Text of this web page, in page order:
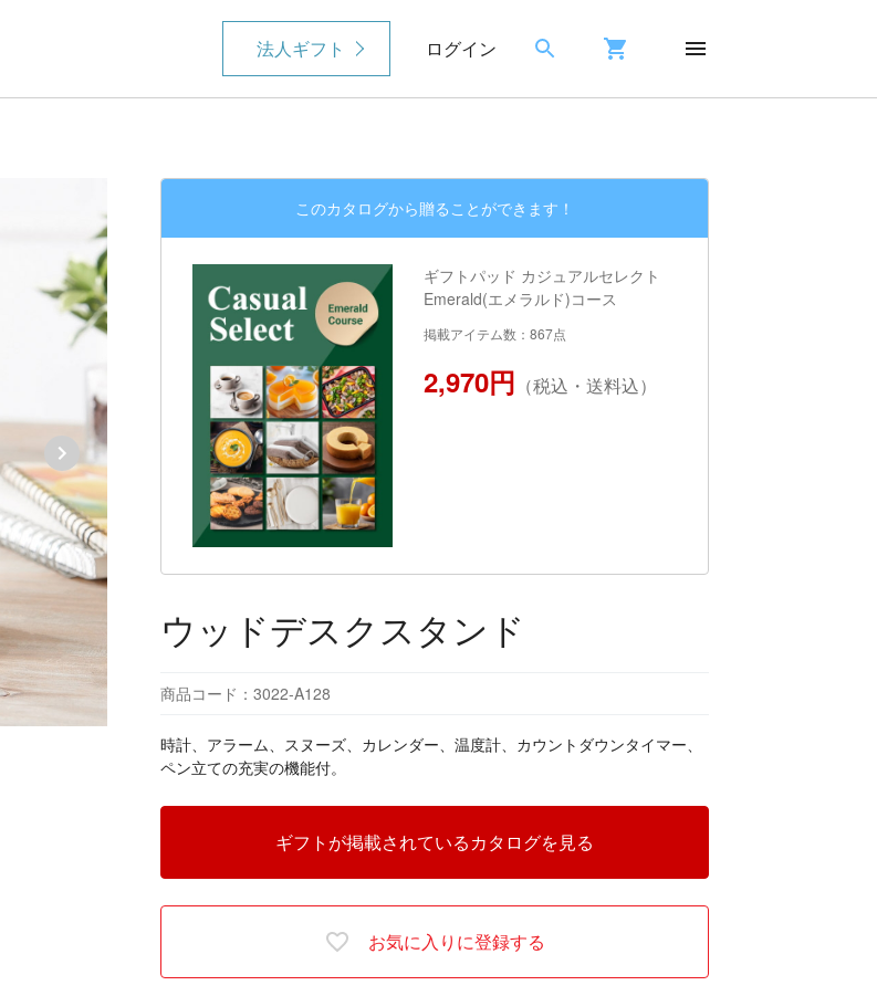
法人ギフト ログイン
このカタログから贈ることができます！
ギフトパッド カジュアルセレクト
Emerald(エメラルド)コース
掲載アイテム数：867点
2,970円 （税込・送料込）
ウッドデスクスタンド
商品コード：3022-A128
時計、アラーム、スヌーズ、カレンダー、温度計、カウントダウンタイマー、
ペン立ての充実の機能付。
ギフトが掲載されているカタログを見る
お気に入りに登録する